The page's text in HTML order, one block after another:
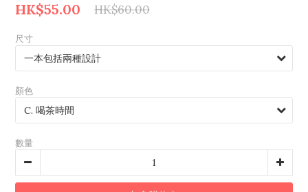
HK$55.00 HK$60.00
尺寸
顏色
數量